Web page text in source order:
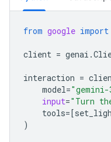
from google import
client = genai .
interaction =
model=
input="Turn
tools= [
)